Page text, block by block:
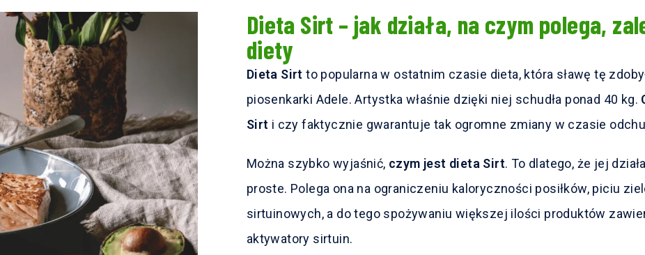
Dieta Sirt – jak działa, na czym polega,
diety
Dieta Sirtto popularna w ostatnim czasie dieta, która sławę tę
piosenkarki Adele. Artystka właśnie dzięki niej schudła ponad 40 kg.
Sirt i czy faktycznie gwarantuje tak ogromne zmiany w czasie
Można szybko wyjaśnić, czym jest dieta Sirt. To dlatego, że jej
proste. Polega ona na ograniczeniu kaloryczności posiłków, piciu
sirtuinowych, a do tego spożywaniu większej ilości produktów
aktywatory sirtuin.